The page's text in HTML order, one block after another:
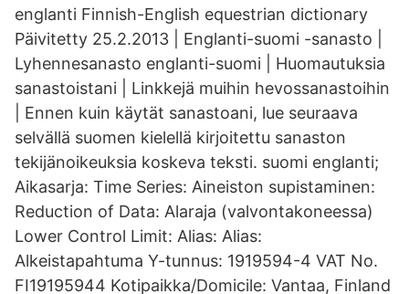
englanti Finnish-English equestrian dictionary
Päivitetty 25.2.2013 | Englanti-suomi -sanasto |
Lyhennesanasto englanti-suomi | Huomautuksia
sanastoistani | Linkkejä muihin hevossanastoihin
| Ennen kuin käytät sanastoani, lue seuraava
selvällä suomen kielellä kirjoitettu sanaston
tekijänoikeuksia koskeva teksti. suomi englanti;
Aikasarja: Time Series: Aineiston supistaminen:
Reduction of Data: Alaraja (valvontakoneessa)
Lower Control Limit: Alias: Alias:
Alkeistapahtuma Y-tunnus: 1919594-4 VAT No.
FI19195944 Kotipaikka/Domicile: Vantaa, Finland